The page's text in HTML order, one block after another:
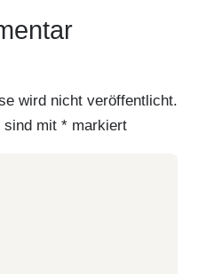
wird nicht veröffentlicht.
sind mit * markiert